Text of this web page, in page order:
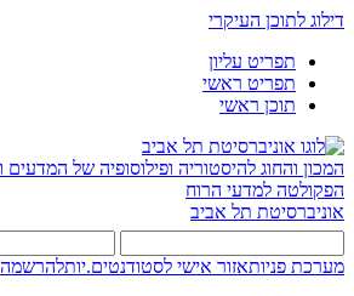
דילוג לתוכן העיקרי
תפריט עליון
תפריט ראשי
תוכן ראשי
המכון והחוג להיסטוריה ופילוסופיה של המדעים
הפקולטה למדעי הרוח
אוניברסיטת תל אביב
מערכת פניותאזור אישי לסטודנטים.יותלהרשמה